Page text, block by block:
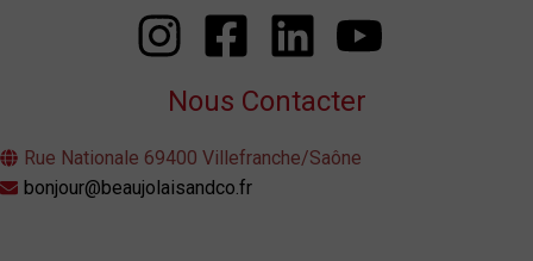
Nous Contacter
Rue Nationale 69400 Villefranche/Saône
bonjour@beaujolaisandco.fr